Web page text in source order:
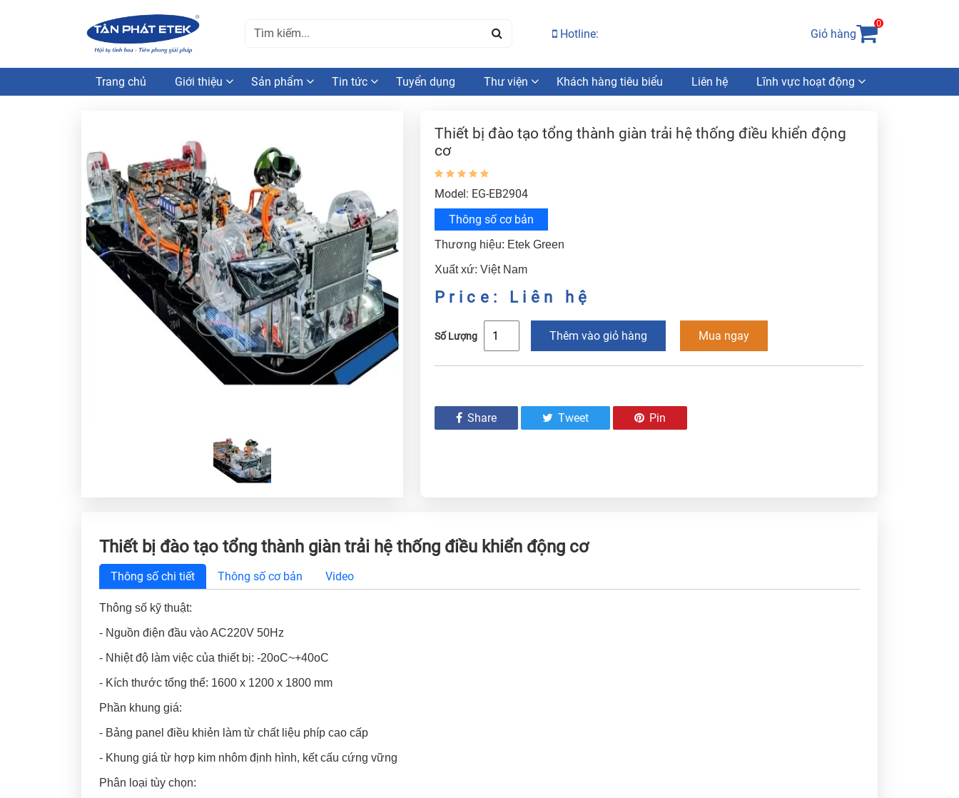
Hotline: Giỏ hàng
0
Trang chủ Giới thiệu Sản phẩm Tin tức Tuyển dụng Thư viện Khách hàng tiêu biểu Liên hệ Lĩnh vực hoạt động
Thiết bị đào tạo tổng thành giàn trải hệ thống điều khiển động
cơ
Model: EG-EB2904
Thông số cơ bản
Thương hiệu: Etek Green
Xuất xứ: Việt Nam
Price: Liên hệ
Số Lượng Thêm vào giỏ hàng Mua ngay
Share Tweet Pin
Thiết bị đào tạo tổng thành giàn trải hệ thống điều khiển động cơ
Thông số chi tiết Thông số cơ bản Video
Thông số kỹ thuật:
- Nguồn điện đầu vào AC220V 50Hz
- Nhiệt độ làm việc của thiết bị: -20oC~+40oC
- Kích thước tổng thể: 1600 x 1200 x 1800 mm
Phần khung giá:
- Bảng panel điều khiẻn làm từ chất liệu phíp cao cấp
- Khung giá từ hợp kim nhôm định hình, kết cấu cứng vững
Phân loại tùy chọn: